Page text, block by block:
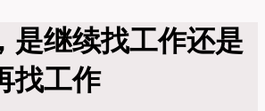
是继续找工作还是
找工作